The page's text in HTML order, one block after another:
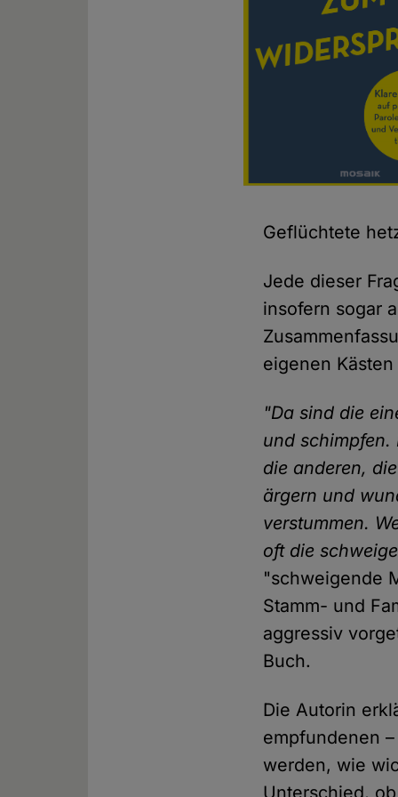
Geflüchtete
Jede dieser
insofern sogar
eigenen
"Da sind die
und
die anderen,
ärgern und
verstummen.
oft die
"schweigende
Stamm- und
aggressiv
Buch.
Die Autorin
empfundenen
werden, wie